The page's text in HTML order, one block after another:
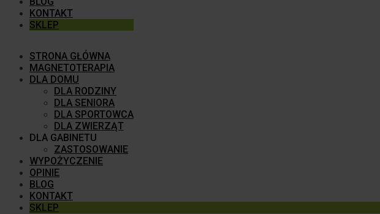
KONTAKT
SKLEP
STRONA GŁÓWNA
MAGNETOTERAPIA
DLA DOMU
DLA RODZINY
DLA SENIORA
DLA SPORTOWCA
DLA ZWIERZĄT
DLA GABINETU
ZASTOSOWANIE
WYPOŻYCZENIE
OPINIE
BLOG
KONTAKT
SKLEP